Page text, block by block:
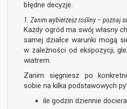
błędne decyzje.
1. Zanim wybierzesz rośliny – poznaj
Każdy ogród ma swój własny
samej działce warunki mogą
w zależności od ekspozycji,
wiatrem.
Zanim sięgniesz po
sobie na kilka podstawowych
ile godzin dziennie